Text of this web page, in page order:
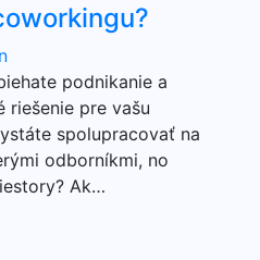
podnikanie a
riešenie pre vašu
spolupracovať na
odborníkmi, no
Ak…